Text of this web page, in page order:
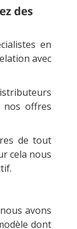
des
en
avec
nos offres
de tout
cela nous
avons
dont